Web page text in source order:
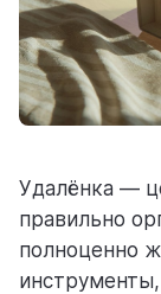
цены
Удалёнка —
правильно
полноценно